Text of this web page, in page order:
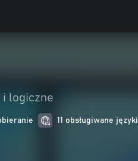
i logiczne
11 obsługiwane języki